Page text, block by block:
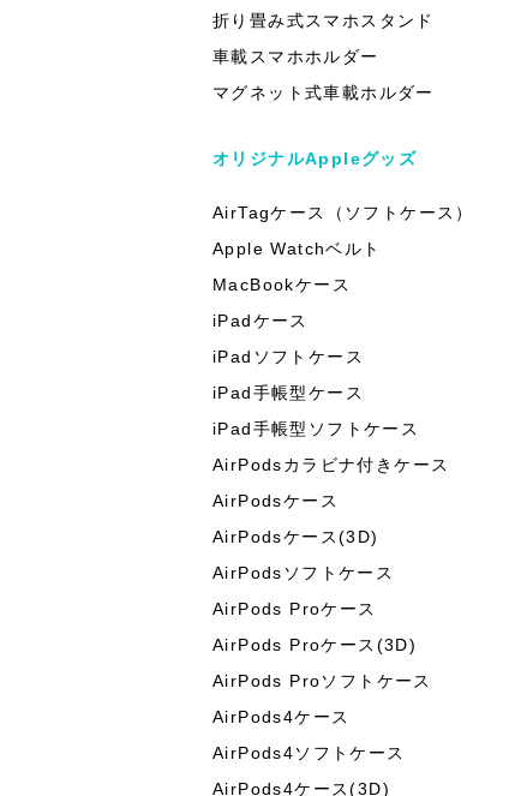
折り畳み式スマホスタンド
車載スマホホルダー
マグネット式車載ホルダー
オリジナルAppleグッズ
AirTagケース（ソフトケース）
Apple Watchベルト
MacBookケース
iPadケース
iPadソフトケース
iPad手帳型ケース
iPad手帳型ソフトケース
AirPodsカラビナ付きケース
AirPodsケース
AirPodsケース(3D)
AirPodsソフトケース
AirPods Proケース
AirPods Proケース(3D)
AirPods Proソフトケース
AirPods4ケース
AirPods4ソフトケース
AirPods4ケース(3D)